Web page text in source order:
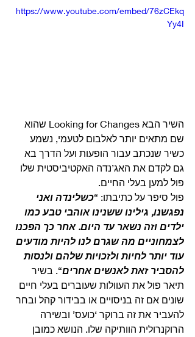
https://www.youtube.com/embed/76zCEkq
Yy4I
השיר הבא Looking for Changes שהוא
שם מתאים יותר לאלבום לטעמי, נשמע
כשיר שנכתב עבור הופעות ועל הדרך בא
גם לקדם את האג’נדה האקטיביסטית שלו
פול למען בעלי החיים.
פול סיפר על כתיבתו: “כשלינדה ואני
נפגשנו, גילינו ששנינו אוהבי טבע כמו
ילדים וזה נשאר עד היום. אחר כך הפכנו
לצמחוניים מה שגרם לנו להיות מודעים
עוד יותר לחיות ולזכויות שלהם ולנסות
להסביר זאת לאנשים אחרים“. בשיר
תיאר פול את העוולות שעוברים בעלי חיים
שונים אם זה בניסויים או בבידור קהל ובחר
להעביר את זה ברוקר ‘כועס’ ובשירה
הרוקנרולית הוותיקה שלו. הנושא כמובן